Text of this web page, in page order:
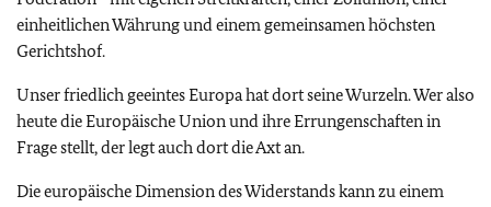
einheitlichen Währung und einem gemeinsamen höchsten
Gerichtshof.
Unser friedlich geeintes Europa hat dort seine Wurzeln. Wer also
heute die Europäische Union und ihre Errungenschaften in
Frage stellt, der legt auch dort die Axt an.
Die europäische Dimension des Widerstands kann zu einem